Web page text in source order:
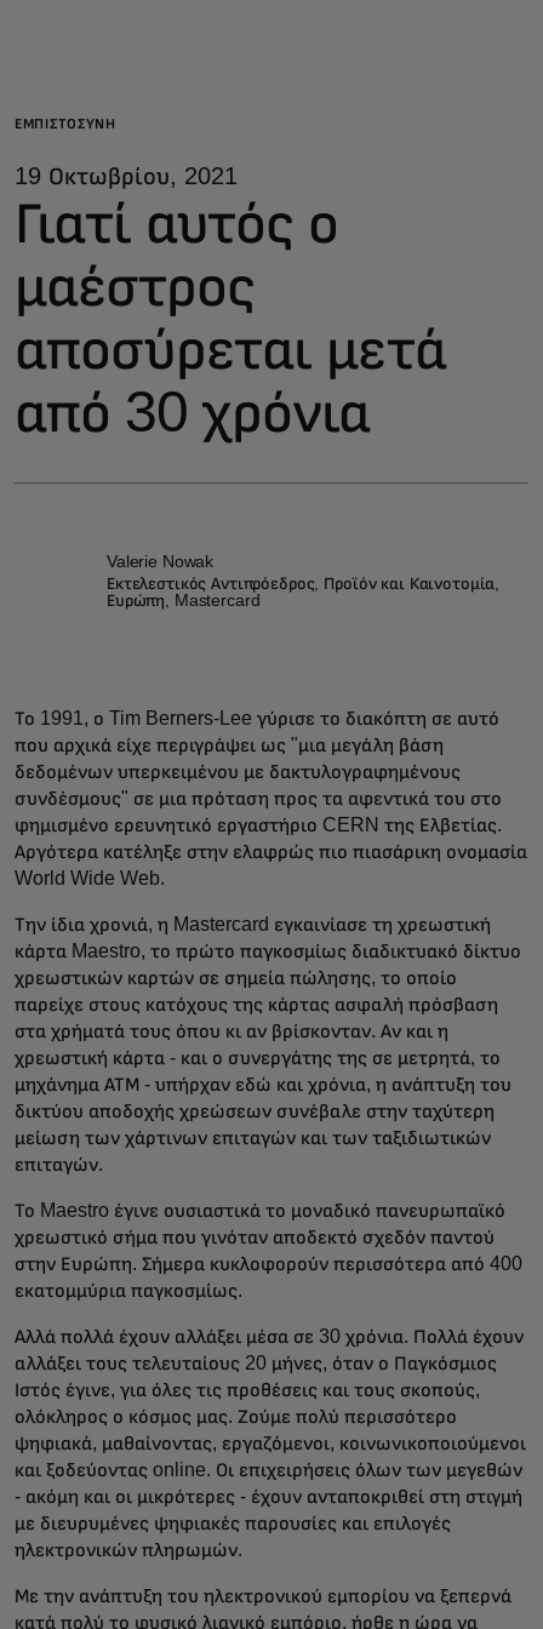
Για επιχειρήσεις
Για τον κόσμο
Για καινοτόμους
Νέα και τάσεις
ΕΜΠΙΣΤΟΣΎΝΗ
19 Οκτωβρίου, 2021
Γιατί αυτός ο
μαέστρος
αποσύρεται μετά
από 30 χρόνια
Valerie Nowak
Εκτελεστικός Αντιπρόεδρος, Προϊόν και Καινοτομία,
Ευρώπη, Mastercard
Το 1991, ο Tim Berners-Lee γύρισε το διακόπτη σε αυτό
που αρχικά είχε περιγράψει ως "μια μεγάλη βάση
δεδομένων υπερκειμένου με δακτυλογραφημένους
συνδέσμους" σε μια πρόταση προς τα αφεντικά του στο
φημισμένο ερευνητικό εργαστήριο CERN της Ελβετίας.
Αργότερα κατέληξε στην ελαφρώς πιο πιασάρικη ονομασία
World Wide Web.
Την ίδια χρονιά, η Mastercard εγκαινίασε τη χρεωστική
κάρτα Maestro, το πρώτο παγκοσμίως διαδικτυακό δίκτυο
χρεωστικών καρτών σε σημεία πώλησης, το οποίο
παρείχε στους κατόχους της κάρτας ασφαλή πρόσβαση
στα χρήματά τους όπου κι αν βρίσκονταν. Αν και η
χρεωστική κάρτα - και ο συνεργάτης της σε μετρητά, το
μηχάνημα ΑΤΜ - υπήρχαν εδώ και χρόνια, η ανάπτυξη του
δικτύου αποδοχής χρεώσεων συνέβαλε στην ταχύτερη
μείωση των χάρτινων επιταγών και των ταξιδιωτικών
επιταγών.
Το Maestro έγινε ουσιαστικά το μοναδικό πανευρωπαϊκό
χρεωστικό σήμα που γινόταν αποδεκτό σχεδόν παντού
στην Ευρώπη. Σήμερα κυκλοφορούν περισσότερα από 400
εκατομμύρια παγκοσμίως.
Αλλά πολλά έχουν αλλάξει μέσα σε 30 χρόνια. Πολλά έχουν
αλλάξει τους τελευταίους 20 μήνες, όταν ο Παγκόσμιος
Ιστός έγινε, για όλες τις προθέσεις και τους σκοπούς,
ολόκληρος ο κόσμος μας. Ζούμε πολύ περισσότερο
ψηφιακά, μαθαίνοντας, εργαζόμενοι, κοινωνικοποιούμενοι
και ξοδεύοντας online. Οι επιχειρήσεις όλων των μεγεθών
- ακόμη και οι μικρότερες - έχουν ανταποκριθεί στη στιγμή
με διευρυμένες ψηφιακές παρουσίες και επιλογές
ηλεκτρονικών πληρωμών.
Με την ανάπτυξη του ηλεκτρονικού εμπορίου να ξεπερνά
κατά πολύ το φυσικό λιανικό εμπόριο, ήρθε η ώρα να